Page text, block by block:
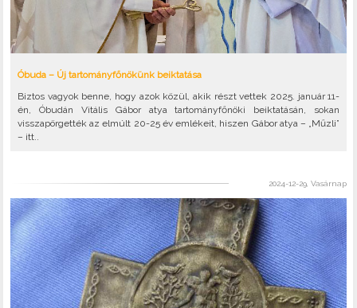
Óbuda – Új tartományfőnökünk beiktatása
Biztos vagyok benne, hogy azok közül, akik részt vettek 2025. január 11-
én, Óbudán Vitális Gábor atya tartományfőnöki beiktatásán, sokan
visszapörgették az elmúlt 20-25 év emlékeit, hiszen Gábor atya – „Műzli”
– itt..
2024-12-29, Vasárnap